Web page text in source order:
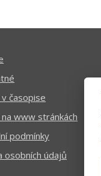
časopise
www stránkách
podmínky
osobních údajů